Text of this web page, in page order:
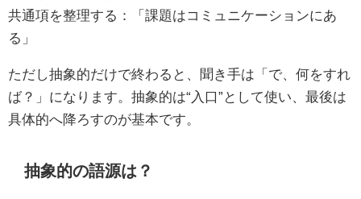
共通項を整理する：「課題はコミュニケーションにあ
る」
ただし抽象的だけで終わると、聞き手は「で、何をすれ
ば？」になります。抽象的は“入口”として使い、最後は
具体的へ降ろすのが基本です。
抽象的の語源は？